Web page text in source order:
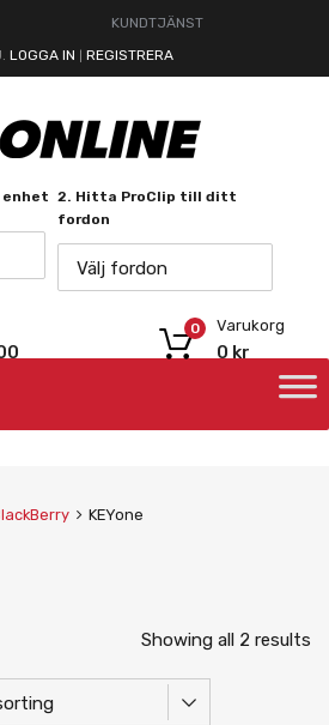
KUNDTJÄNST
LOGGA IN REGISTRERA
2. Hitta ProClip till ditt
fordon
Välj fordon
Varukorg
0 kr
0
KEYone
Showing all 2 results